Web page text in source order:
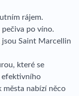
rájem.
po víno.
Saint Marcellin
které se
efektivního
města nabízí něco